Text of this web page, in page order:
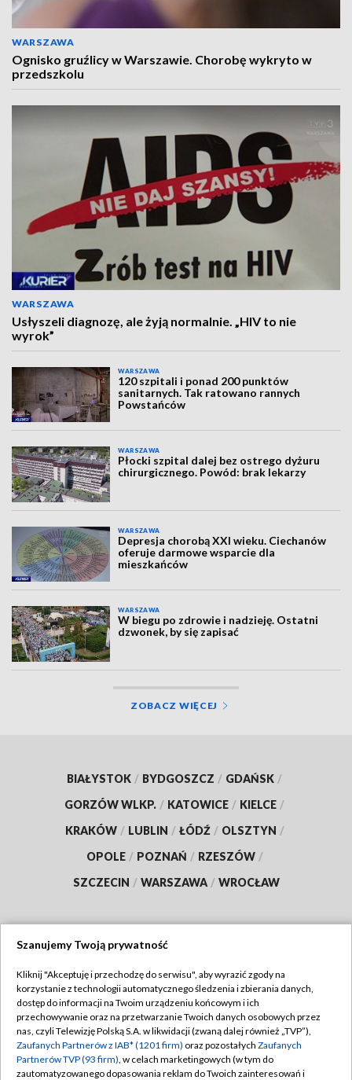
WARSZAWA
Ognisko gruźlicy w Warszawie. Chorobę wykryto w
przedszkolu
WARSZAWA
Usłyszeli diagnozę, ale żyją normalnie. „HIV to nie
wyrok”
WARSZAWA
120 szpitali i ponad 200 punktów
sanitarnych. Tak ratowano rannych
Powstańców
WARSZAWA
Płocki szpital dalej bez ostrego dyżuru
chirurgicznego. Powód: brak lekarzy
WARSZAWA
Depresja chorobą XXI wieku. Ciechanów
oferuje darmowe wsparcie dla
mieszkańców
WARSZAWA
W biegu po zdrowie i nadzieję. Ostatni
dzwonek, by się zapisać
ZOBACZ WIĘCEJ
BIAŁYSTOK / BYDGOSZCZ / GDAŃSK /
GORZÓW WLKP. / KATOWICE / KIELCE /
KRAKÓW / LUBLIN / ŁÓDŹ / OLSZTYN /
OPOLE / POZNAŃ / RZESZÓW /
SZCZECIN / WARSZAWA / WROCŁAW
TVP
Abonament TVP
Emisja w TVP
Centrum informacji TVP
Regulamin TVP
Polityka prywatności
Moje zgody
Szanujemy Twoją prywatność
Kliknij "Akceptuję i przechodzę do serwisu", aby wyrazić zgody na
korzystanie z technologii automatycznego śledzenia i zbierania danych,
dostęp do informacji na Twoim urządzeniu końcowym i ich
przechowywanie oraz na przetwarzanie Twoich danych osobowych przez
nas, czyli Telewizję Polską S.A. w likwidacji (zwaną dalej również „TVP”),
Zaufanych Partnerów z IAB* (1201 firm) oraz pozostałych Zaufanych
Partnerów TVP (93 firm), w celach marketingowych (w tym do
zautomatyzowanego dopasowania reklam do Twoich zainteresowań i